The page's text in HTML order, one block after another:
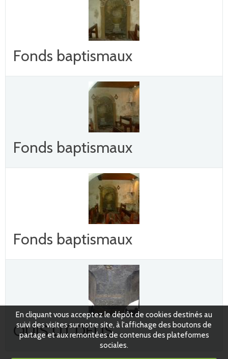
Fonds baptismaux
Fonds baptismaux
Fonds baptismaux
QUIS UT DEUS
En cliquant vous acceptez le dépôt de cookies destinés au
suivi des visites sur notre site, à l'affichage des boutons de
partage et aux remontées de contenus des plateformes
sociales.